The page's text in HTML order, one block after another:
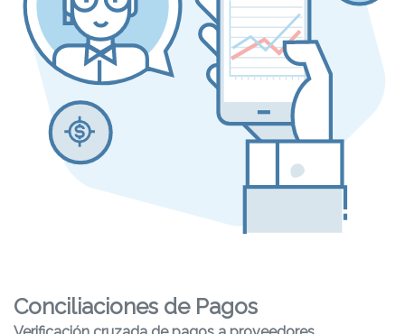
Conciliaciones de Pagos